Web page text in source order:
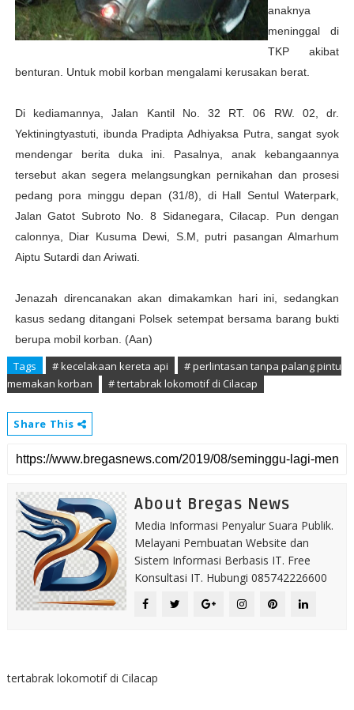
anaknya
meninggal di
TKP akibat
benturan. Untuk mobil korban mengalami kerusakan berat.
Di kediamannya, Jalan Kantil No. 32 RT. 06 RW. 02, dr.
Yektiningtyastuti, ibunda Pradipta Adhiyaksa Putra, sangat syok
mendengar berita duka ini. Pasalnya, anak kebangaannya
tersebut akan segera melangsungkan pernikahan dan prosesi
pedang pora minggu depan (31/8), di Hall Sentul Waterpark,
Jalan Gatot Subroto No. 8 Sidanegara, Cilacap. Pun dengan
calonnya, Diar Kusuma Dewi, S.M, putri pasangan Almarhum
Aiptu Sutardi dan Ariwati.
Jenazah direncanakan akan dimakamkan hari ini, sedangkan
kasus sedang ditangani Polsek setempat bersama barang bukti
berupa mobil korban. (Aan)
Tags # kecelakaan kereta api
# perlintasan tanpa palang pintu
memakan korban
# tertabrak lokomotif di Cilacap
Share This
About Bregas News
Media Informasi Penyalur Suara Publik.
Melayani Pembuatan Website dan
Sistem Informasi Berbasis IT. Free
Konsultasi IT. Hubungi 085742226600
tertabrak lokomotif di Cilacap